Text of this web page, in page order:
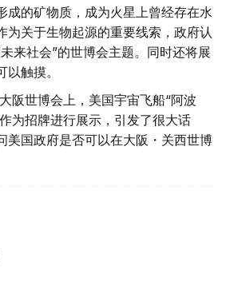
成的矿物质，成为火星上曾经存在水
为关于生物起源的重要线索，政府认
来社会”的世博会主题。同时还将展
触摸。
阪世博会上，美国宇宙飞船“阿波
为招牌进行展示，引发了很大话
美国政府是否可以在大阪・关西世博